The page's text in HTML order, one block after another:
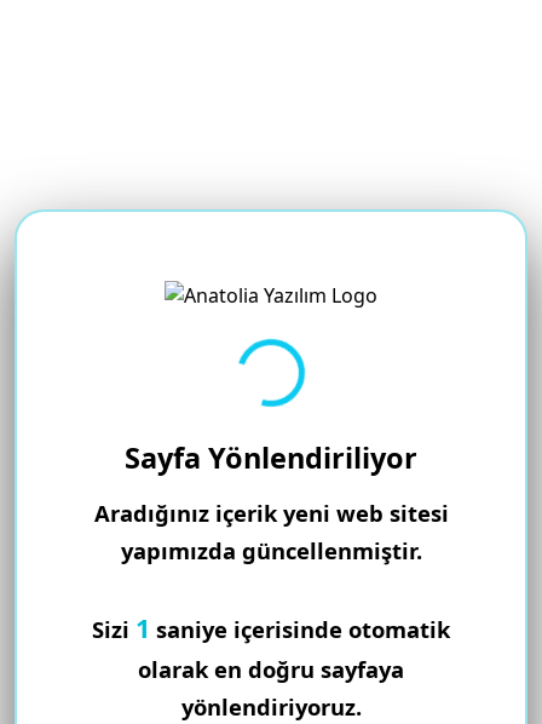
Yükleniyor...
Sayfa Yönlendiriliyor
Aradığınız içerik yeni web sitesi
yapımızda güncellenmiştir.
Sizi 1 saniye içerisinde otomatik
olarak en doğru sayfaya
yönlendiriyoruz.